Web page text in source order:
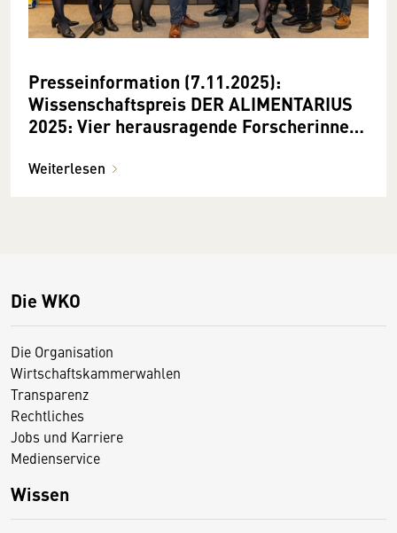
Presseinformation (7.11.2025):
Wissenschaftspreis ­DER ALIMENTARIUS
2025: Vier herausragende Forscherinnen
Weiterlesen
Die WKO
Die Organisation
Wirtschaftskammerwahlen
Transparenz
Rechtliches
Jobs und Karriere
Medienservice
Wissen